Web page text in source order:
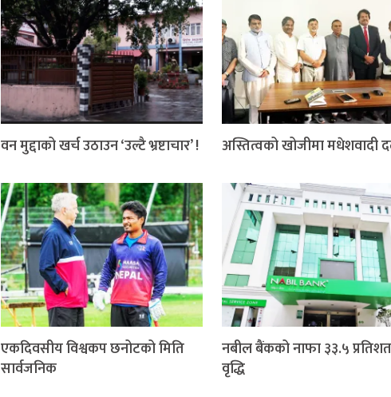
वन मुद्दाको खर्च उठाउन ‘उल्टै भ्रष्टाचार’ ! अस्तित्वको खोजीमा मधेशवादी
एकदिवसीय विश्वकप छनोटको मिति
सार्वजनिक
नबील बैंकको नाफा ३३.५
वृद्धि